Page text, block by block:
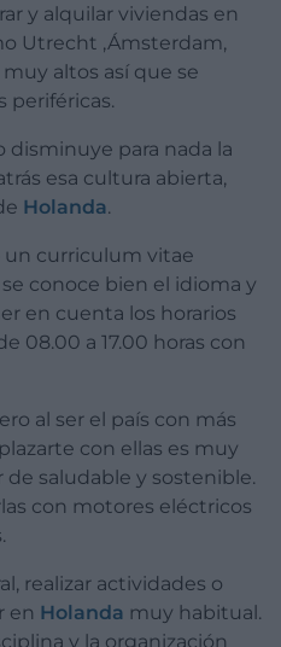
Utrecht ,Ámsterdam,
altos así que se
periféricas.
disminuye para nada la
esa cultura abierta,
Holanda.
conoce bien el idioma y
en cuenta los horarios
08.00 a 17.00 horas con
con ellas es muy
de saludable y sostenible.
con motores eléctricos
en Holanda muy habitual.
y la organización